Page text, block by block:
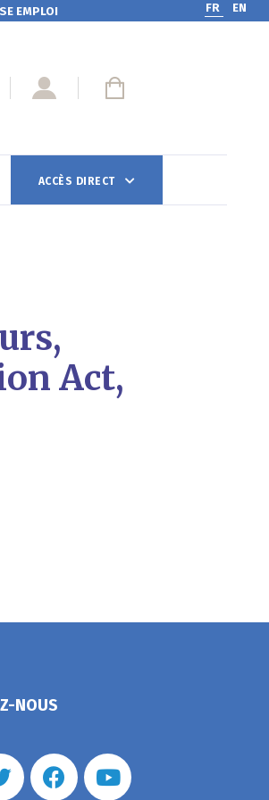
EMPLOI FR EN
ACCÈS DIRECT
Act,
NOUS